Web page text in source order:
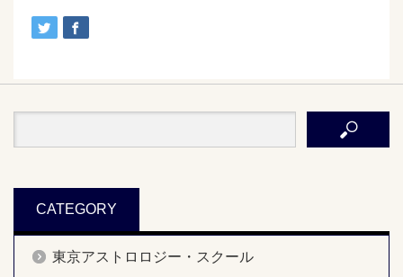
CATEGORY
東京アストロロジー・スクール